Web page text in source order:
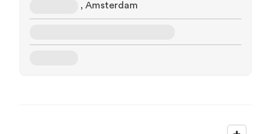
, Amsterdam